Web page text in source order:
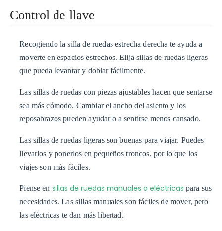
Control de llave
Recogiendo la silla de ruedas estrecha derecha te ayuda a
moverte en espacios estrechos. Elija sillas de ruedas ligeras
que pueda levantar y doblar fácilmente.
Las sillas de ruedas con piezas ajustables hacen que sentarse
sea más cómodo. Cambiar el ancho del asiento y los
reposabrazos pueden ayudarlo a sentirse menos cansado.
Las sillas de ruedas ligeras son buenas para viajar. Puedes
llevarlos y ponerlos en pequeños troncos, por lo que los
viajes son más fáciles.
Piense en sillas de ruedas manuales o eléctricas para sus
necesidades. Las sillas manuales son fáciles de mover, pero
las eléctricas te dan más libertad.